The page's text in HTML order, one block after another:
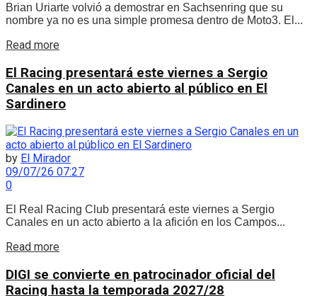
Brian Uriarte volvió a demostrar en Sachsenring que su
nombre ya no es una simple promesa dentro de Moto3. El...
Read more
El Racing presentará este viernes a Sergio
Canales en un acto abierto al público en El
Sardinero
by El Mirador
09/07/26 07:27
0
El Real Racing Club presentará este viernes a Sergio
Canales en un acto abierto a la afición en los Campos...
Read more
DIGI se convierte en patrocinador oficial del
Racing hasta la temporada 2027/28